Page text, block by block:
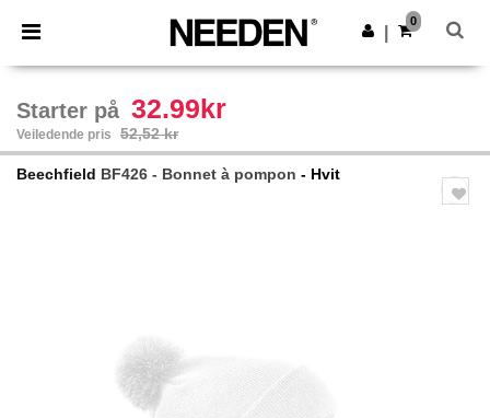
× Needen-app
Bedre priser i appen!
Last ned app
0
Starter på 32.99kr
Veiledende pris 52,52 kr
Beechfield BF426 - Bonnet à pompon - Hvit